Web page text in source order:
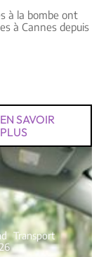
à la bombe ont
à Cannes depuis
EN SAVOIR
PLUS
Transport